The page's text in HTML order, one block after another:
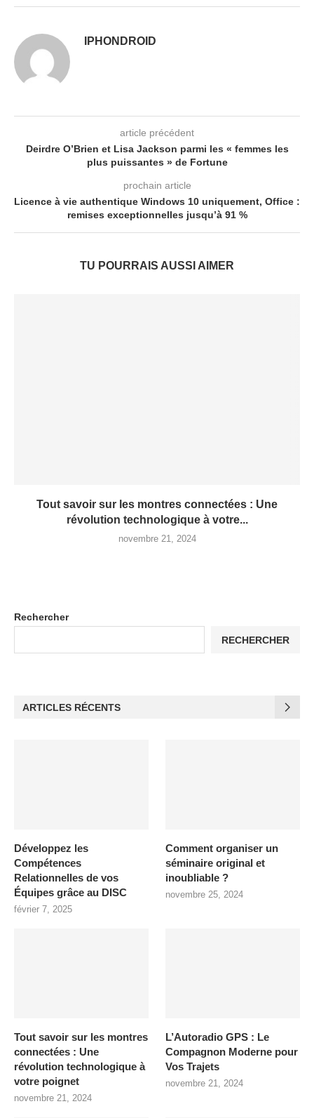
IPHONDROID
article précédent
Deirdre O’Brien et Lisa Jackson parmi les « femmes les
plus puissantes » de Fortune
prochain article
Licence à vie authentique Windows 10 uniquement, Office :
remises exceptionnelles jusqu’à 91 %
TU POURRAIS AUSSI AIMER
Tout savoir sur les montres connectées : Une
révolution technologique à votre...
novembre 21, 2024
Rechercher
RECHERCHER
ARTICLES RÉCENTS
Développez les
Compétences
Relationnelles de vos
Équipes grâce au DISC
février 7, 2025
Comment organiser un
séminaire original et
inoubliable ?
novembre 25, 2024
Tout savoir sur les montres
connectées : Une
révolution technologique à
votre poignet
novembre 21, 2024
L’Autoradio GPS : Le
Compagnon Moderne pour
Vos Trajets
novembre 21, 2024